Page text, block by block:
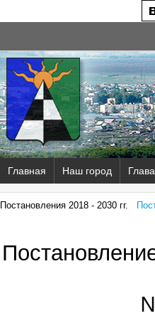
Главная Наш город Глава
Постановления 2018 - 2030 гг.